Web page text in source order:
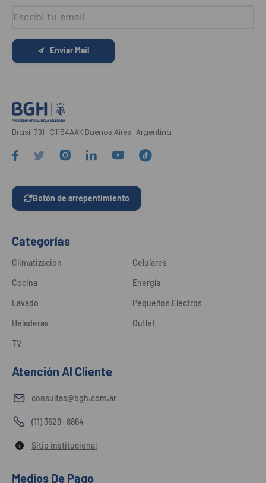
Enviar Mail
Brasil 731 · C1154AAK Buenos Aires · Argentina
Botón de arrepentimiento
Categorías
Climatización
Cocina
Lavado
Heladeras
TV
Celulares
Energía
Pequeños Electros
Outlet
Atención Al Cliente
consultas@bgh.com.ar
(11) 3629- 8864
Sitio institucional
Medios De Pago